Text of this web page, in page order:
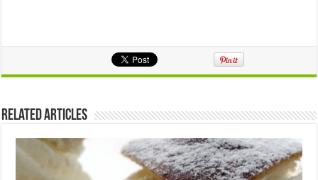
Related Articles